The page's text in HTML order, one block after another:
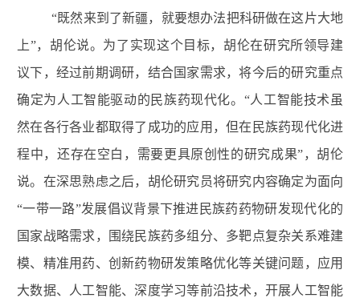
“既然来到了新疆，就要想办法把科研做在这片大地
上”，胡伦说。为了实现这个目标，胡伦在研究所领导建
议下，经过前期调研，结合国家需求，将今后的研究重点
确定为人工智能驱动的民族药现代化。“人工智能技术虽
然在各行各业都取得了成功的应用，但在民族药现代化进
程中，还存在空白，需要更具原创性的研究成果”，胡伦
说。在深思熟虑之后，胡伦研究员将研究内容确定为面向
“一带一路”发展倡议背景下推进民族药药物研发现代化的
国家战略需求，围绕民族药多组分、多靶点复杂关系难建
模、精准用药、创新药物研发策略优化等关键问题，应用
大数据、人工智能、深度学习等前沿技术，开展人工智能